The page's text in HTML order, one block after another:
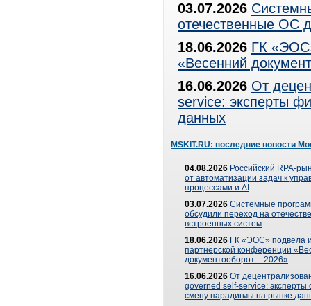
03.07.2026
отечественные ОС
18.06.2026 ГК
«Весенний
16.06.2026 От
service: эксперты
данных
MSKIT.RU: последние новости
04.08.2026 Российский RPA-
от автоматизации задач к
процессами и AI
03.07.2026 Системные
обсудили переход на
встроенных систем
18.06.2026 ГК «ЭОС» подвела
партнерской конференции
документооборот – 2026»
16.06.2026 От
governed self-service: эксперты
смену парадигмы на рынке